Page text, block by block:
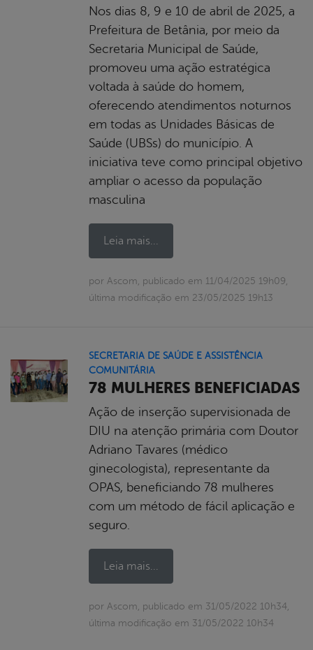
Nos dias 8, 9 e 10 de abril de 2025, a
Prefeitura de Betânia, por meio da
Secretaria Municipal de Saúde,
promoveu uma ação estratégica
voltada à saúde do homem,
oferecendo atendimentos noturnos
em todas as Unidades Básicas de
Saúde (UBSs) do município. A
iniciativa teve como principal objetivo
ampliar o acesso da população
masculina
Leia mais...
por Ascom, publicado em 11/04/2025 19h09,
última modificação em 23/05/2025 19h13
SECRETARIA DE SAÚDE E ASSISTÊNCIA
COMUNITÁRIA
78 MULHERES BENEFICIADAS
Ação de inserção supervisionada de
DIU na atenção primária com Doutor
Adriano Tavares (médico
ginecologista), representante da
OPAS, beneficiando 78 mulheres
com um método de fácil aplicação e
seguro.
Leia mais...
por Ascom, publicado em 31/05/2022 10h34,
última modificação em 31/05/2022 10h34